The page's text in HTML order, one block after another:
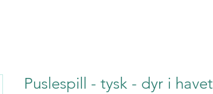
Puslespill - tysk - dyr i havet